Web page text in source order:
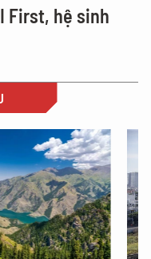
First, hệ sinh